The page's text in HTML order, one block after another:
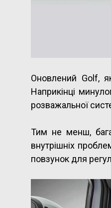
Оновлений Golf,
Наприкінці
розважальної
Тим не менш,
внутрішніх
повзунок для